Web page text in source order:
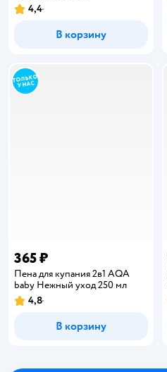
Рейтинг:
4,4
В корзину
365 ₽
Пена для купания 2в1 AQA
baby Нежный уход 250 мл
Рейтинг:
4,8
В корзину